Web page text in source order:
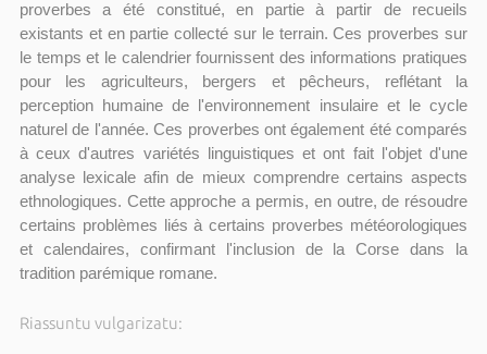
proverbes a été constitué, en partie à partir de recueils
existants et en partie collecté sur le terrain. Ces proverbes sur
le temps et le calendrier fournissent des informations pratiques
pour les agriculteurs, bergers et pêcheurs, reflétant la
perception humaine de l'environnement insulaire et le cycle
naturel de l'année. Ces proverbes ont également été comparés
à ceux d'autres variétés linguistiques et ont fait l'objet d'une
analyse lexicale afin de mieux comprendre certains aspects
ethnologiques. Cette approche a permis, en outre, de résoudre
certains problèmes liés à certains proverbes météorologiques
et calendaires, confirmant l'inclusion de la Corse dans la
tradition parémique romane.
Riassuntu vulgarizatu: